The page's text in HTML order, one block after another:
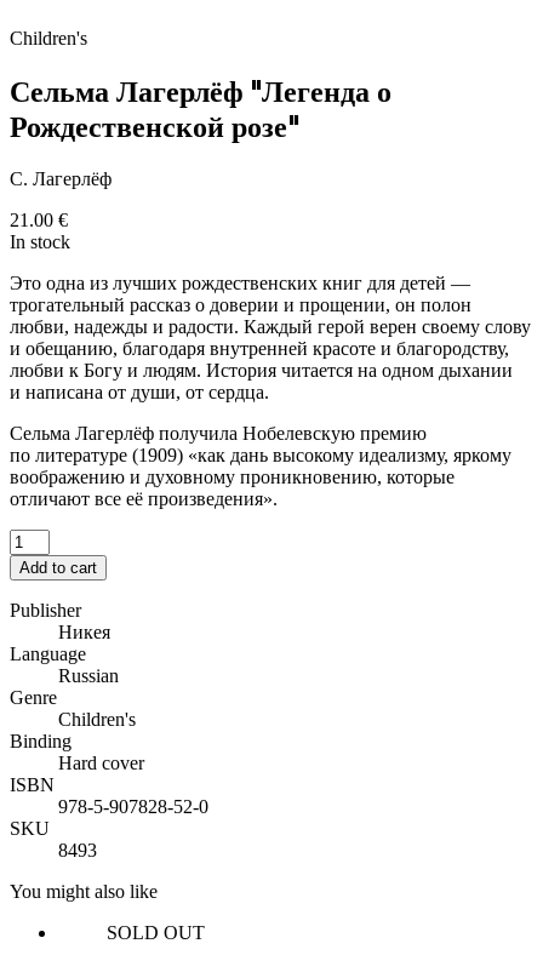
Children's
Сельма Лагерлёф "Легенда о
Рождественской розе"
С. Лагерлёф
21.00 €
In stock
Это одна из лучших рождественских книг для детей —
трогательный рассказ о доверии и прощении, он полон
любви, надежды и радости. Каждый герой верен своему слову
и обещанию, благодаря внутренней красоте и благородству,
любви к Богу и людям. История читается на одном дыхании
и написана от души, от сердца.
Сельма Лагерлёф получила Нобелевскую премию
по литературе (1909) «как дань высокому идеализму, яркому
воображению и духовному проникновению, которые
отличают все её произведения».
Add to cart
Publisher
Никея
Language
Russian
Genre
Children's
Binding
Hard cover
ISBN
978-5-907828-52-0
SKU
8493
You might also like
SOLD OUT